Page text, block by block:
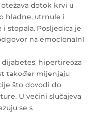
dotok krvi u
hladne, utrnule i
stopala. Posljedica je
na emocionalni
hipertireoza
također mijenjaju
što dovodi do
U većini slučajeva
se s